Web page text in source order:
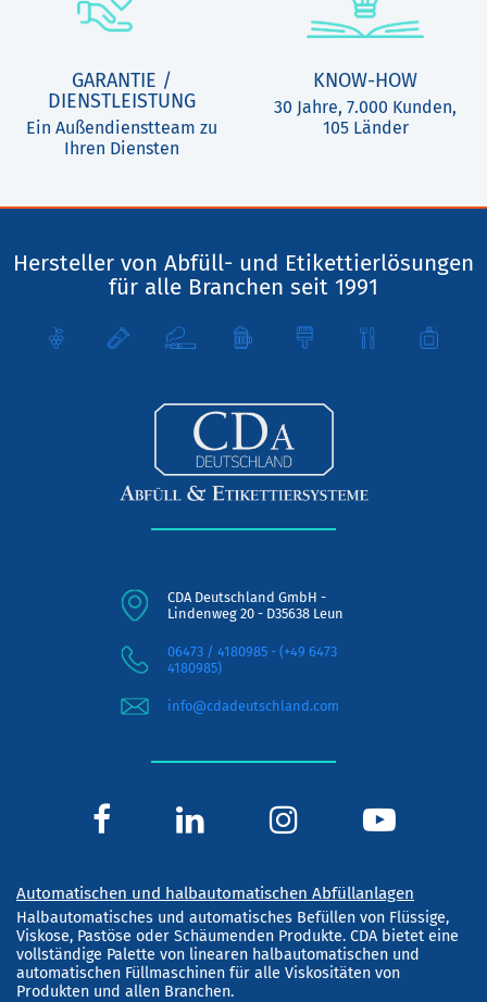
GARANTIE /
DIENSTLEISTUNG
Ein Außendienstteam zu
Ihren Diensten
KNOW-HOW
30 Jahre, 7.000 Kunden,
105 Länder
Hersteller von Abfüll- und Etikettierlösungen
für alle Branchen seit 1991
CDA Deutschland GmbH -
Lindenweg 20 - D35638 Leun
06473 / 4180985 - (+49 6473
4180985)
info@cdadeutschland.com
Automatischen und halbautomatischen Abfüllanlagen
Halbautomatisches und automatisches Befüllen von Flüssige,
Viskose, Pastöse oder Schäumenden Produkte. CDA bietet eine
vollständige Palette von linearen halbautomatischen und
automatischen Füllmaschinen für alle Viskositäten von
Produkten und allen Branchen.